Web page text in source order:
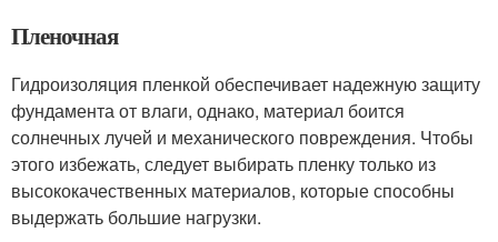
Пленочная
Гидроизоляция пленкой обеспечивает надежную защиту
фундамента от влаги, однако, материал боится
солнечных лучей и механического повреждения. Чтобы
этого избежать, следует выбирать пленку только из
высококачественных материалов, которые способны
выдержать большие нагрузки.